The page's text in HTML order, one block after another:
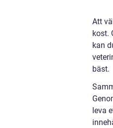
Att
kost.
kan
bäst.
leva